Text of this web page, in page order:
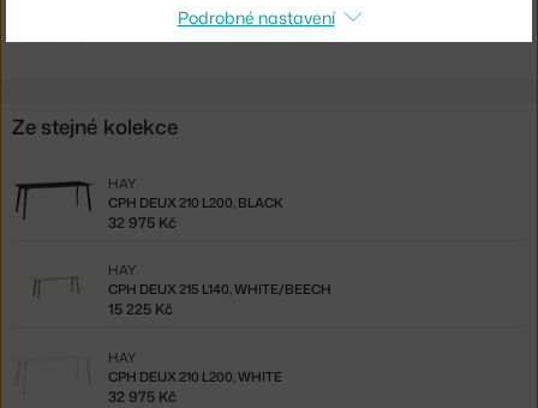
Ste zo Slovenska? Prejdite na
CPH Deux 210 L75, black
Shopping from the EU? Switch toCPH Deux 210 L75, black
Ze stejné kolekce
CPH DEUX 210 L200, BLACK
HAY
32 975 Kč
CPH DEUX 215 L140, WHITE/BEECH
HAY
15 225 Kč
CPH DEUX 210 L200, WHITE
HAY
32 975 Kč
Podrobné nastavení